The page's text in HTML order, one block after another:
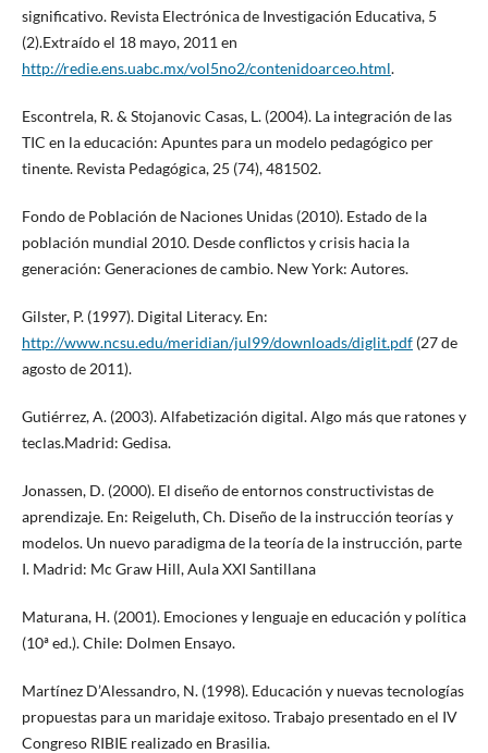
significativo. Revista Electrónica de Investigación Educativa, 5
(2).Extraído el 18 mayo, 2011 en
http://redie.ens.uabc.mx/vol5no2/contenido­arceo.html.
Escontrela, R. & Stojanovic Casas, L. (2004). La integración de las
TIC en la educación: Apuntes para un modelo pedagógico per
tinente. Revista Pedagógica, 25 (74), 481­502.
Fondo de Población de Naciones Unidas (2010). Estado de la
población mundial 2010. Desde conflictos y crisis hacia la
generación: Generaciones de cambio. New York: Autores.
Gilster, P. (1997). Digital Literacy. En:
http://www.ncsu.edu/meridian/jul99/downloads/diglit.pdf(27 de
agosto de 2011).
Gutiérrez, A. (2003). Alfabetización digital. Algo más que ratones y
teclas.Madrid: Gedisa.
Jonassen, D. (2000). El diseño de entornos constructivistas de
aprendizaje. En: Reigeluth, Ch. Diseño de la instrucción teorías y
modelos. Un nuevo paradigma de la teoría de la instrucción, parte
I. Madrid: Mc Graw Hill, Aula XXI Santillana
Maturana, H. (2001). Emociones y lenguaje en educación y política
(10ª ed.). Chile: Dolmen Ensayo.
Martínez D’Alessandro, N. (1998). Educación y nuevas tecnologías
propuestas para un maridaje exitoso. Trabajo presentado en el IV
Congreso RIBIE realizado en Brasilia.